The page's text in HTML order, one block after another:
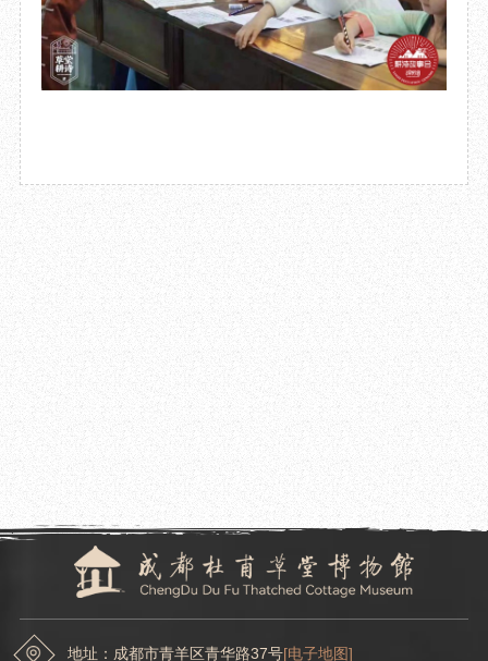
2022.12.09
成都杜甫草堂博物馆参加2022年国家级古籍修复技艺传习中心四川省古籍修复中心传
2022.12.05
成都杜甫草堂博物馆杜甫与诗歌文化社科普及基地获优秀荣誉称号
地址：成都市青羊区青华路37号[电子地图]